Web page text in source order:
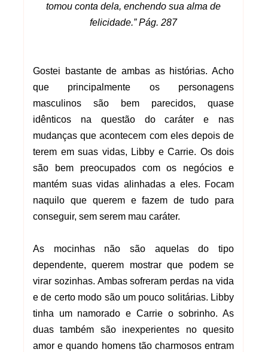
tomou conta dela, enchendo sua alma de
felicidade.” Pág. 287
Gostei bastante de ambas as histórias. Acho
que principalmente os personagens
masculinos são bem parecidos, quase
idênticos na questão do caráter e nas
mudanças que acontecem com eles depois de
terem em suas vidas, Libby e Carrie. Os dois
são bem preocupados com os negócios e
mantém suas vidas alinhadas a eles. Focam
naquilo que querem e fazem de tudo para
conseguir, sem serem mau caráter.
As mocinhas não são aquelas do tipo
dependente, querem mostrar que podem se
virar sozinhas. Ambas sofreram perdas na vida
e de certo modo são um pouco solitárias. Libby
tinha um namorado e Carrie o sobrinho. As
duas também são inexperientes no quesito
amor e quando homens tão charmosos entram